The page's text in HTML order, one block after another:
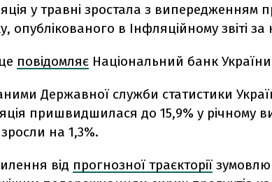
у травні зростала з випередженням
опублікованого в Інфляційному звіті за
повідомляє Національний банк
Державної служби статистики
пришвидшилася до 15,9% у річному
на 1,3%.
від прогнозної траєкторії